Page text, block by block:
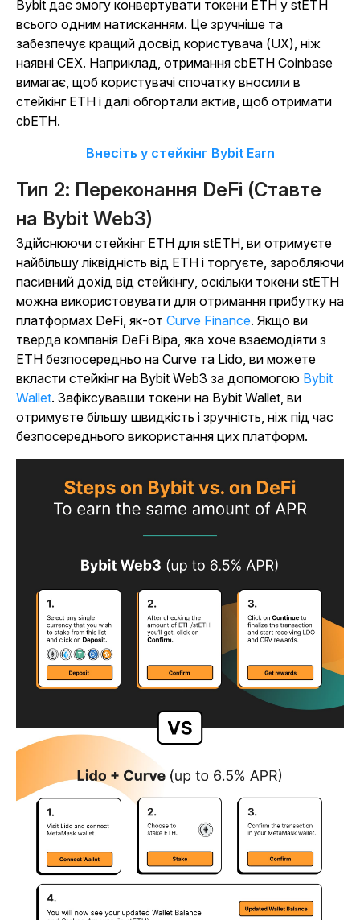
Bybit дає змогу конвертувати токени ETH у stETH
всього одним натисканням. Це зручніше та
забезпечує кращий досвід користувача (UX), ніж
наявні CEX. Наприклад, отримання cbETH Coinbase
вимагає, щоб користувачі спочатку вносили в
стейкінг ETH і далі обгортали актив, щоб отримати
cbETH.
Внесіть у стейкінг Bybit Earn
Тип 2: Переконання DeFi (Ставте
на Bybit Web3)
Здійснюючи стейкінг ETH для stETH, ви отримуєте
найбільшу ліквідність від ETH і торгуєте, заробляючи
пасивний дохід від стейкінгу, оскільки токени stETH
можна використовувати для отримання прибутку на
платформах DeFi, як-от Curve Finance. Якщо ви
тверда компанія DeFi Віра, яка хоче взаємодіяти з
ETH безпосередньо на Curve та Lido, ви можете
вкласти стейкінг на Bybit Web3 за допомогою Bybit
Wallet. Зафіксувавши токени на Bybit Wallet, ви
отримуєте більшу швидкість і зручність, ніж під час
безпосереднього використання цих платформ.